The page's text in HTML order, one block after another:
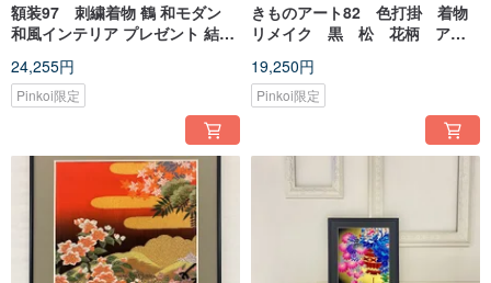
額装97 刺繍着物 鶴 和モダン
和風インテリア プレゼント 結婚
ンテリア made in japan
24,255円
Pinkoi限定
きものアート82 色打掛 着物
リメイク 黒 松 花柄 アー
ント 和インテリア 贈答品
19,250円
Pinkoi限定